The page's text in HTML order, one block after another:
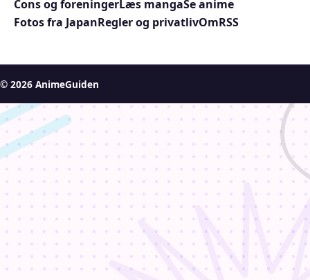
Cons og foreningerLæs mangaSe anime
Fotos fra JapanRegler og privatlivOmRSS
© 2026 AnimeGuiden